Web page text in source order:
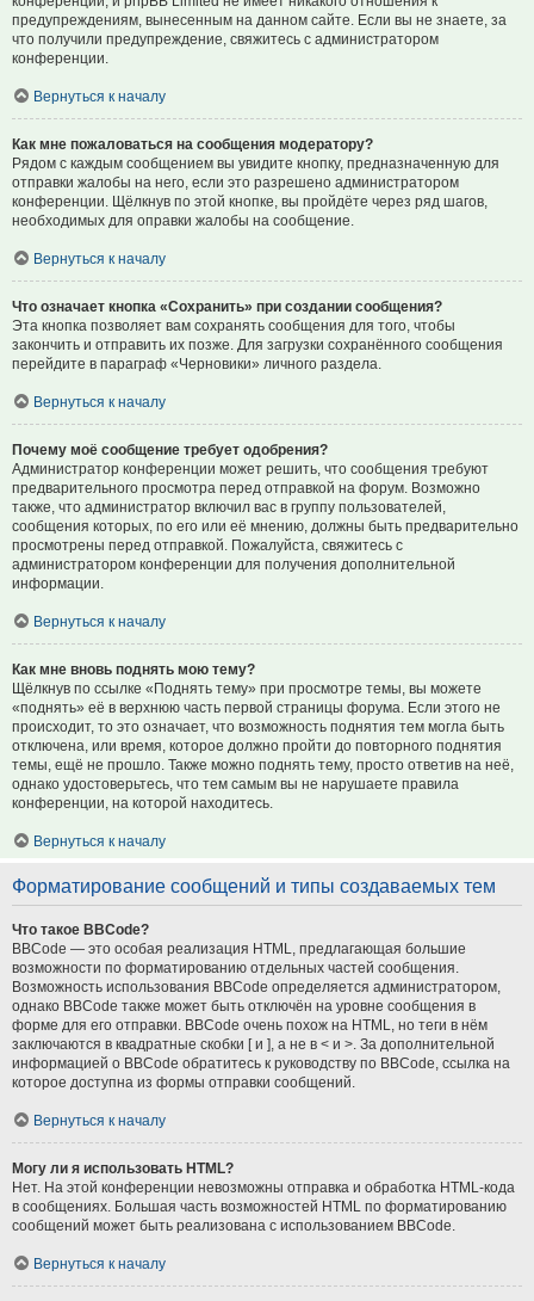
предупреждениям, вынесенным на данном сайте. Если вы не знаете, за
что получили предупреждение, свяжитесь с администратором
конференции.
Вернуться к началу
Как мне пожаловаться на сообщения модератору?
Рядом с каждым сообщением вы увидите кнопку, предназначенную для
отправки жалобы на него, если это разрешено администратором
конференции. Щёлкнув по этой кнопке, вы пройдёте через ряд шагов,
необходимых для оправки жалобы на сообщение.
Вернуться к началу
Что означает кнопка «Сохранить» при создании сообщения?
Эта кнопка позволяет вам сохранять сообщения для того, чтобы
закончить и отправить их позже. Для загрузки сохранённого сообщения
перейдите в параграф «Черновики» личного раздела.
Вернуться к началу
Почему моё сообщение требует одобрения?
Администратор конференции может решить, что сообщения требуют
предварительного просмотра перед отправкой на форум. Возможно
также, что администратор включил вас в группу пользователей,
сообщения которых, по его или её мнению, должны быть предварительно
просмотрены перед отправкой. Пожалуйста, свяжитесь с
администратором конференции для получения дополнительной
информации.
Вернуться к началу
Как мне вновь поднять мою тему?
Щёлкнув по ссылке «Поднять тему» при просмотре темы, вы можете
«поднять» её в верхнюю часть первой страницы форума. Если этого не
происходит, то это означает, что возможность поднятия тем могла быть
отключена, или время, которое должно пройти до повторного поднятия
темы, ещё не прошло. Также можно поднять тему, просто ответив на неё,
однако удостоверьтесь, что тем самым вы не нарушаете правила
конференции, на которой находитесь.
Вернуться к началу
Форматирование сообщений и типы создаваемых тем
Что такое BBCode?
BBCode — это особая реализация HTML, предлагающая большие
возможности по форматированию отдельных частей сообщения.
Возможность использования BBCode определяется администратором,
однако BBCode также может быть отключён на уровне сообщения в
форме для его отправки. BBCode очень похож на HTML, но теги в нём
заключаются в квадратные скобки [ и ], а не в < и >. За дополнительной
информацией о BBCode обратитесь к руководству по BBCode, ссылка на
которое доступна из формы отправки сообщений.
Вернуться к началу
Могу ли я использовать HTML?
Нет. На этой конференции невозможны отправка и обработка HTML-кода
в сообщениях. Большая часть возможностей HTML по форматированию
сообщений может быть реализована с использованием BBCode.
Вернуться к началу